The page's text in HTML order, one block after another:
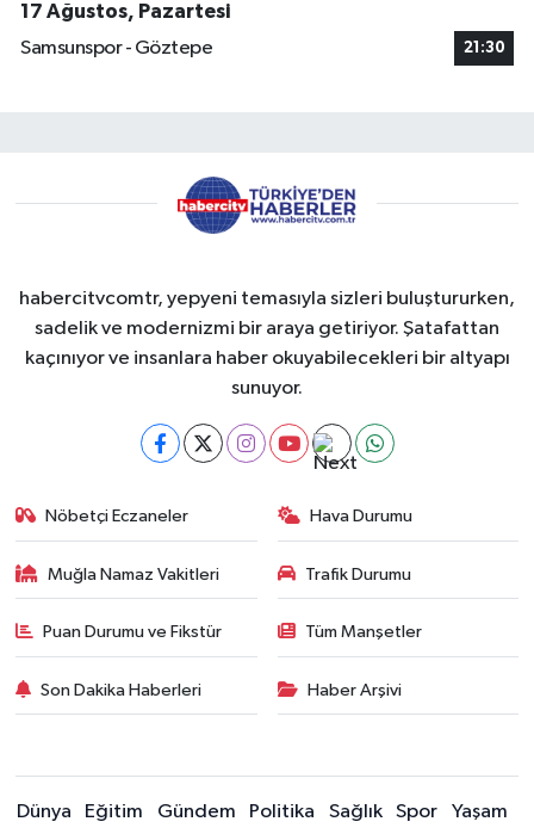
17 Ağustos, Pazartesi
Samsunspor - Göztepe
21:30
habercitvcomtr, yepyeni temasıyla sizleri buluştururken,
sadelik ve modernizmi bir araya getiriyor. Şatafattan
kaçınıyor ve insanlara haber okuyabilecekleri bir altyapı
sunuyor.
Nöbetçi Eczaneler Hava Durumu
Muğla Namaz Vakitleri Trafik Durumu
Puan Durumu ve Fikstür Tüm Manşetler
Son Dakika Haberleri Haber Arşivi
Dünya Eğitim Gündem Politika Sağlık Spor
Yaşam